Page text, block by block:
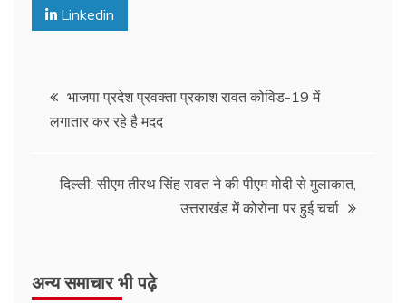
Linkedin
भाजपा प्रदेश प्रवक्ता प्रकाश रावत कोविड-19 में
लगातार कर रहे है मदद
दिल्ली: सीएम तीरथ सिंह रावत ने की पीएम मोदी से मुलाकात,
उत्तराखंड में कोरोना पर हुई चर्चा
अन्य समाचार भी पढ़े